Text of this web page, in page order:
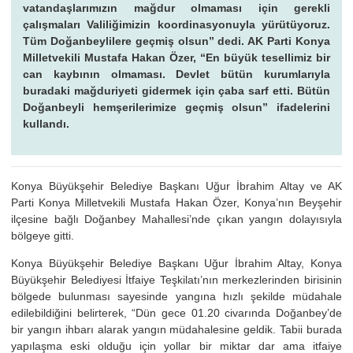
vatandaşlarımızın mağdur olmaması için gerekli
çalışmaları Valiliğimizin koordinasyonuyla yürütüyoruz.
Tüm Doğanbeylilere geçmiş olsun” dedi. AK Parti Konya
Milletvekili Mustafa Hakan Özer, “En büyük tesellimiz bir
can kaybının olmaması. Devlet bütün kurumlarıyla
buradaki mağduriyeti gidermek için çaba sarf etti. Bütün
Doğanbeyli hemşerilerimize geçmiş olsun” ifadelerini
kullandı.
Konya Büyükşehir Belediye Başkanı Uğur İbrahim Altay ve AK
Parti Konya Milletvekili Mustafa Hakan Özer, Konya’nın Beyşehir
ilçesine bağlı Doğanbey Mahallesi’nde çıkan yangın dolayısıyla
bölgeye gitti.
Konya Büyükşehir Belediye Başkanı Uğur İbrahim Altay, Konya
Büyükşehir Belediyesi İtfaiye Teşkilatı’nın merkezlerinden birisinin
bölgede bulunması sayesinde yangına hızlı şekilde müdahale
edilebildiğini belirterek, “Dün gece 01.20 civarında Doğanbey’de
bir yangın ihbarı alarak yangın müdahalesine geldik. Tabii burada
yapılaşma eski olduğu için yollar bir miktar dar ama itfaiye